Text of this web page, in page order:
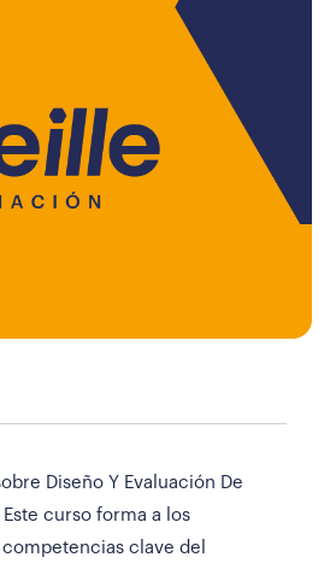
Diseño Y Evaluación De
curso forma a los
clave del